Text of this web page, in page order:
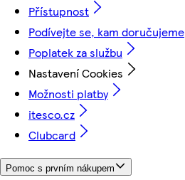
Přístupnost
Podívejte se, kam doručujeme
Poplatek za službu
Nastavení Cookies
Možnosti platby
itesco.cz
Clubcard
Pomoc s prvním nákupem